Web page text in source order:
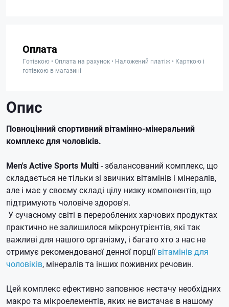
Оплата
Готівкою • Оплата на рахунок • Наложений платіж • Карткою і
готівкою в магазині
Опис
Повноцінний спортивний вітамінно-мінеральний
комплекс для чоловіків.
Men's Active Sports Multi- збалансований комплекс, що
складається не тільки зі звичних вітамінів і мінералів,
але і має у своєму складі цілу низку компонентів, що
підтримують чоловіче здоров'я.
У сучасному світі в перероблених харчових продуктах
практично не залишилося мікронутрієнтів, які так
важливі для нашого організму, і багато хто з нас не
отримує рекомендованої денної порціївітамінів для
чоловіків, мінералів та інших поживних речовин.
Цей комплекс ефективно заповнює нестачу необхідних
макро та мікроелементів, яких не вистачає в нашому